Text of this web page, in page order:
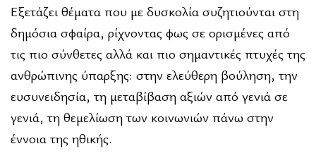
Εξετάζει θέματα που με δυσκολία συζητιούνται στη
δημόσια σφαίρα, ρίχνοντας φως σε ορισμένες από
τις πιο σύνθετες αλλά και πιο σημαντικές πτυχές της
ανθρώπινης ύπαρξης: στην ελεύθερη βούληση, την
ευσυνειδησία, τη μεταβίβαση αξιών από γενιά σε
γενιά, τη θεμελίωση των κοινωνιών πάνω στην
έννοια της ηθικής.